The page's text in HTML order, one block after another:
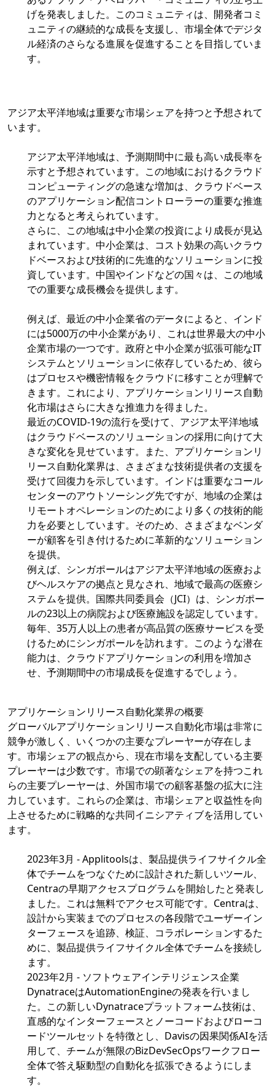
げを発表しました。このコミュニティは、開発者コミ
ュニティの継続的な成長を支援し、市場全体でデジタ
ル経済のさらなる進展を促進することを目指していま
す。
アジア太平洋地域は重要な市場シェアを持つと予想されて
います。
アジア太平洋地域は、予測期間中に最も高い成長率を
示すと予想されています。この地域におけるクラウド
コンピューティングの急速な増加は、クラウドベース
のアプリケーション配信コントローラーの重要な推進
力となると考えられています。
さらに、この地域は中小企業の投資により成長が見込
まれています。中小企業は、コスト効果の高いクラウ
ドベースおよび技術的に先進的なソリューションに投
資しています。中国やインドなどの国々は、この地域
での重要な成長機会を提供します。
例えば、最近の中小企業省のデータによると、インド
には5000万の中小企業があり、これは世界最大の中小
企業市場の一つです。政府と中小企業が拡張可能なIT
システムとソリューションに依存しているため、彼ら
はプロセスや機密情報をクラウドに移すことが理解で
きます。これにより、アプリケーションリリース自動
化市場はさらに大きな推進力を得ました。
最近のCOVID-19の流行を受けて、アジア太平洋地域
はクラウドベースのソリューションの採用に向けて大
きな変化を見せています。また、アプリケーションリ
リース自動化業界は、さまざまな技術提供者の支援を
受けて回復力を示しています。インドは重要なコール
センターのアウトソーシング先ですが、地域の企業は
リモートオペレーションのためにより多くの技術的能
力を必要としています。そのため、さまざまなベンダ
ーが顧客を引き付けるために革新的なソリューション
を提供。
例えば、シンガポールはアジア太平洋地域の医療およ
びヘルスケアの拠点と見なされ、地域で最高の医療シ
ステムを提供。国際共同委員会（JCI）は、シンガポー
ルの23以上の病院および医療施設を認定しています。
毎年、35万人以上の患者が高品質の医療サービスを受
けるためにシンガポールを訪れます。このような潜在
能力は、クラウドアプリケーションの利用を増加さ
せ、予測期間中の市場成長を促進するでしょう。
アプリケーションリリース自動化業界の概要
グローバルアプリケーションリリース自動化市場は非常に
競争が激しく、いくつかの主要なプレーヤーが存在しま
す。市場シェアの観点から、現在市場を支配している主要
プレーヤーは少数です。市場での顕著なシェアを持つこれ
らの主要プレーヤーは、外国市場での顧客基盤の拡大に注
力しています。これらの企業は、市場シェアと収益性を向
上させるために戦略的な共同イニシアティブを活用してい
ます。
2023年3月 - Applitoolsは、製品提供ライフサイクル全
体でチームをつなぐために設計された新しいツール、
Centraの早期アクセスプログラムを開始したと発表し
ました。これは無料でアクセス可能です。Centraは、
設計から実装までのプロセスの各段階でユーザーイン
ターフェースを追跡、検証、コラボレーションするた
めに、製品提供ライフサイクル全体でチームを接続し
ます。
2023年2月 - ソフトウェアインテリジェンス企業
DynatraceはAutomationEngineの発表を行いまし
た。この新しいDynatraceプラットフォーム技術は、
直感的なインターフェースとノーコードおよびローコ
ードツールセットを特徴とし、Davisの因果関係AIを活
用して、チームが無限のBizDevSecOpsワークフロー
全体で答え駆動型の自動化を拡張できるようにしま
す。